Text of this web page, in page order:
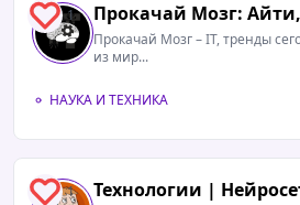
1 Прокачай Мозг:
Прокачай Мозг – IT, тренды
из мир...
НАУКА И ТЕХНИКА
1 Технологии |